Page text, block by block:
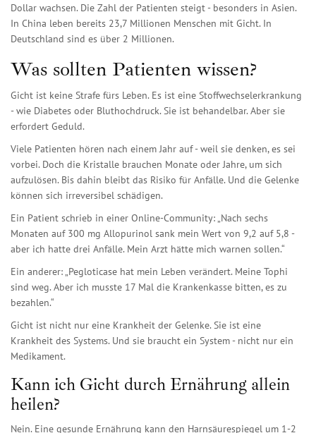
Dollar wachsen. Die Zahl der Patienten steigt - besonders in Asien.
In China leben bereits 23,7 Millionen Menschen mit Gicht. In
Deutschland sind es über 2 Millionen.
Was sollten Patienten wissen?
Gicht ist keine Strafe fürs Leben. Es ist eine Stoffwechselerkrankung
- wie Diabetes oder Bluthochdruck. Sie ist behandelbar. Aber sie
erfordert Geduld.
Viele Patienten hören nach einem Jahr auf - weil sie denken, es sei
vorbei. Doch die Kristalle brauchen Monate oder Jahre, um sich
aufzulösen. Bis dahin bleibt das Risiko für Anfälle. Und die Gelenke
können sich irreversibel schädigen.
Ein Patient schrieb in einer Online-Community: „Nach sechs
Monaten auf 300 mg Allopurinol sank mein Wert von 9,2 auf 5,8 -
aber ich hatte drei Anfälle. Mein Arzt hätte mich warnen sollen.“
Ein anderer: „Pegloticase hat mein Leben verändert. Meine Tophi
sind weg. Aber ich musste 17 Mal die Krankenkasse bitten, es zu
bezahlen.“
Gicht ist nicht nur eine Krankheit der Gelenke. Sie ist eine
Krankheit des Systems. Und sie braucht ein System - nicht nur ein
Medikament.
Kann ich Gicht durch Ernährung allein
heilen?
Nein. Eine gesunde Ernährung kann den Harnsäurespiegel um 1-2